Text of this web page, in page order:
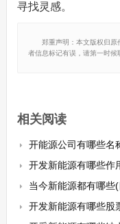
寻找灵感。
郑重声明：本文版权归原
者信息标记有误，请第一时候
相关阅读
开能源公司有哪些名
开发新能源有哪些作
当今新能源都有哪些
开发新能源有哪些股